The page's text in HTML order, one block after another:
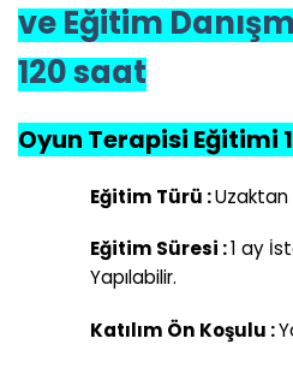
ve Eğitim
120 saat
Oyun Terapisi Eğitimi
Eğitim Türü :Uzaktan
Eğitim Süresi :1 ay
Yapılabilir.
Katılım Ön Koşulu :